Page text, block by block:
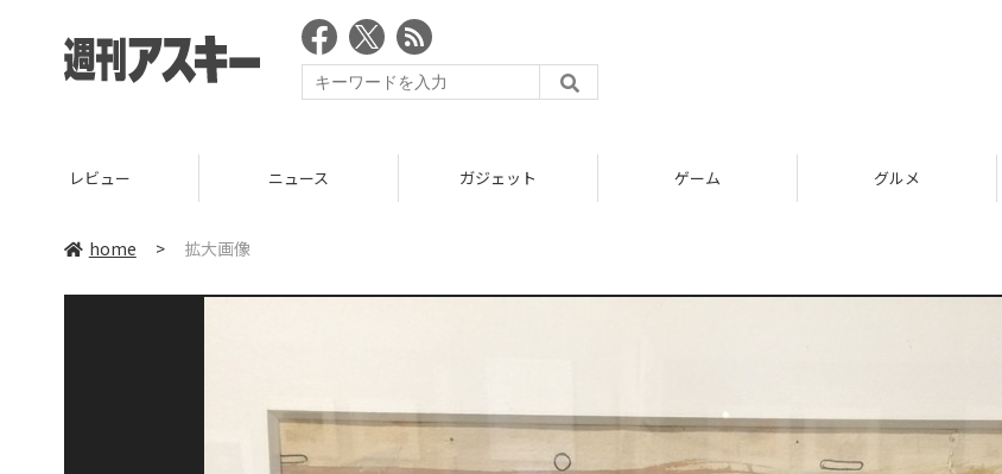
レビュー ニュース ガジェット ゲーム グルメ
home > 拡大画像